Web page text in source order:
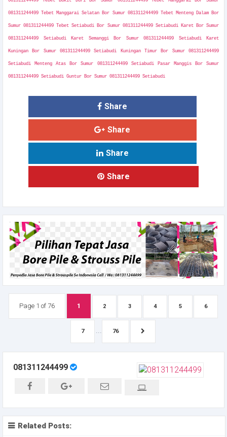
081311244499 Tebet Manggarai Selatan Bor Sumur 081311244499 Tebet Menteng Dalam Bor
Sumur 081311244499 Tebet Setiabudi Bor Sumur 081311244499 Setiabudi Karet Bor Sumur
081311244499 Setiabudi Karet Semanggi Bor Sumur 081311244499 Setiabudi Karet
Kuningan Bor Sumur 081311244499 Setiabudi Kuningan Timur Bor Sumur 081311244499
Setiabudi Menteng Atas Bor Sumur 081311244499 Setiabudi Pasar Manggis Bor Sumur
081311244499 Setiabudi Guntur Bor Sumur 081311244499 Setiabudi
Share
Share
Share
Share
Page 1 of 76 1 2 3 4 5 6
7 76
081311244499
Related Posts: